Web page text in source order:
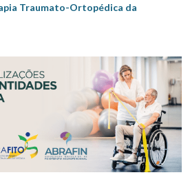
Traumato-Ortopédica da